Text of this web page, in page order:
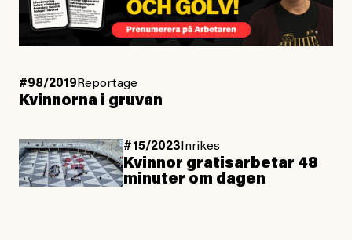
#98/2019Reportage
Kvinnorna i gruvan
#15/2023Inrikes
Kvinnor gratisarbetar 48
minuter om dagen